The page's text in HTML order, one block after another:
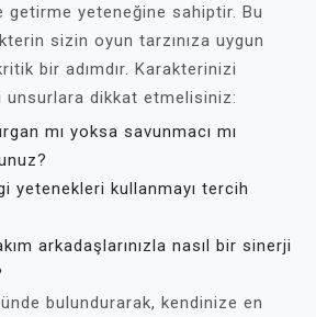
yeteneğine sahiptir. Bu
sizin oyun tarzınıza uygun
bir adımdır. Karakterinizi
unsurlara dikkat etmelisiniz:
mı yoksa savunmacı mı
yetenekleri kullanmayı tercih
arkadaşlarınızla nasıl bir sinerji
bulundurarak, kendinize en